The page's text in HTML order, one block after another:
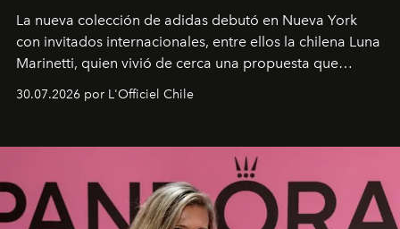
La nueva colección de adidas debutó en Nueva York
con invitados internacionales, entre ellos la chilena Luna
Marinetti, quien vivió de cerca una propuesta que
30.07.2026 por L'Officiel Chile